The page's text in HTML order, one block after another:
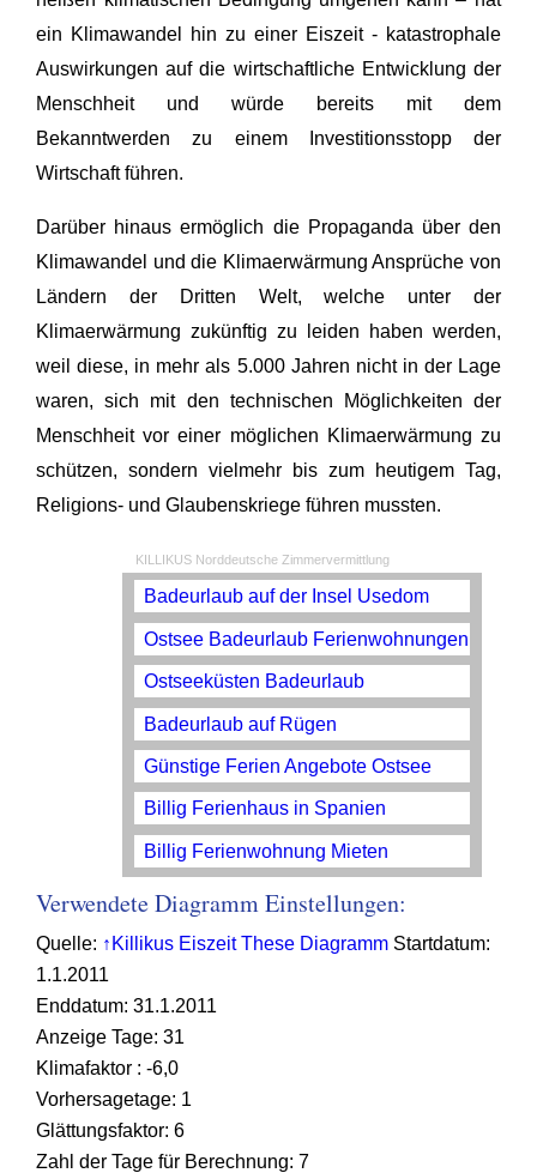
ein Klimawandel hin zu einer Eiszeit - katastrophale
Auswirkungen auf die wirtschaftliche Entwicklung der
Menschheit und würde bereits mit dem
Bekanntwerden zu einem Investitionsstopp der
Wirtschaft führen.
Darüber hinaus ermöglich die Propaganda über den
Klimawandel und die Klimaerwärmung Ansprüche von
Ländern der Dritten Welt, welche unter der
Klimaerwärmung zukünftig zu leiden haben werden,
weil diese, in mehr als 5.000 Jahren nicht in der Lage
waren, sich mit den technischen Möglichkeiten der
Menschheit vor einer möglichen Klimaerwärmung zu
schützen, sondern vielmehr bis zum heutigem Tag,
Religions- und Glaubenskriege führen mussten.
KILLIKUS Norddeutsche Zimmervermittlung
Badeurlaub auf der Insel Usedom
Ostsee Badeurlaub Ferienwohnungen
Ostseeküsten Badeurlaub
Badeurlaub auf Rügen
Günstige Ferien Angebote Ostsee
Billig Ferienhaus in Spanien
Billig Ferienwohnung Mieten
Verwendete Diagramm Einstellungen:
Quelle: ↑Killikus Eiszeit These Diagramm Startdatum:
1.1.2011
Enddatum: 31.1.2011
Anzeige Tage: 31
Klimafaktor : -6,0
Vorhersagetage: 1
Glättungsfaktor: 6
Zahl der Tage für Berechnung: 7